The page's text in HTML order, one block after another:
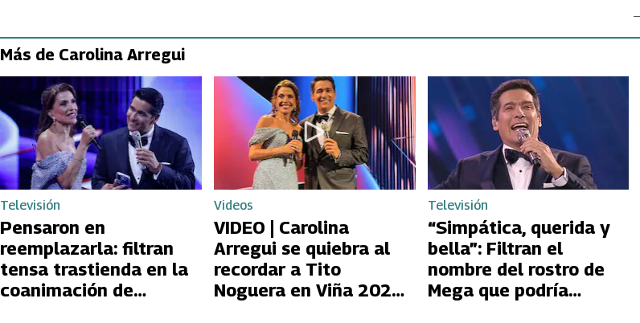
Más de Carolina Arregui
Televisión
Pensaron en
reemplazarla: filtran
tensa trastienda en la
coanimación de
Videos
VIDEO | Carolina
Arregui se quiebra al
recordar a Tito
Noguera en Viña 2026:
Televisión
“Simpática, querida y
bella”: Filtran el
nombre del rostro de
Mega que podría